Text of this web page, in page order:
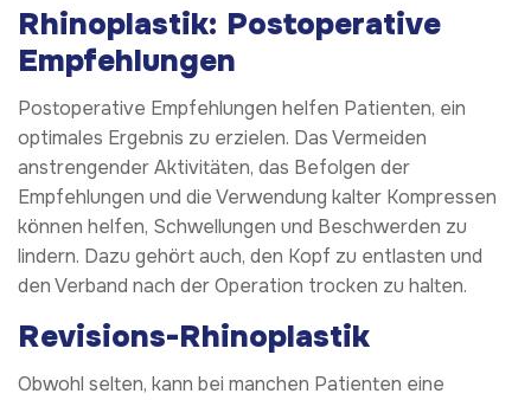
Rhinoplastik: Postoperative
Empfehlungen
Postoperative Empfehlungen helfen Patienten, ein
optimales Ergebnis zu erzielen. Das Vermeiden
anstrengender Aktivitäten, das Befolgen der
Empfehlungen und die Verwendung kalter Kompressen
können helfen, Schwellungen und Beschwerden zu
lindern. Dazu gehört auch, den Kopf zu entlasten und
den Verband nach der Operation trocken zu halten.
Revisions-Rhinoplastik
Obwohl selten, kann bei manchen Patienten eine